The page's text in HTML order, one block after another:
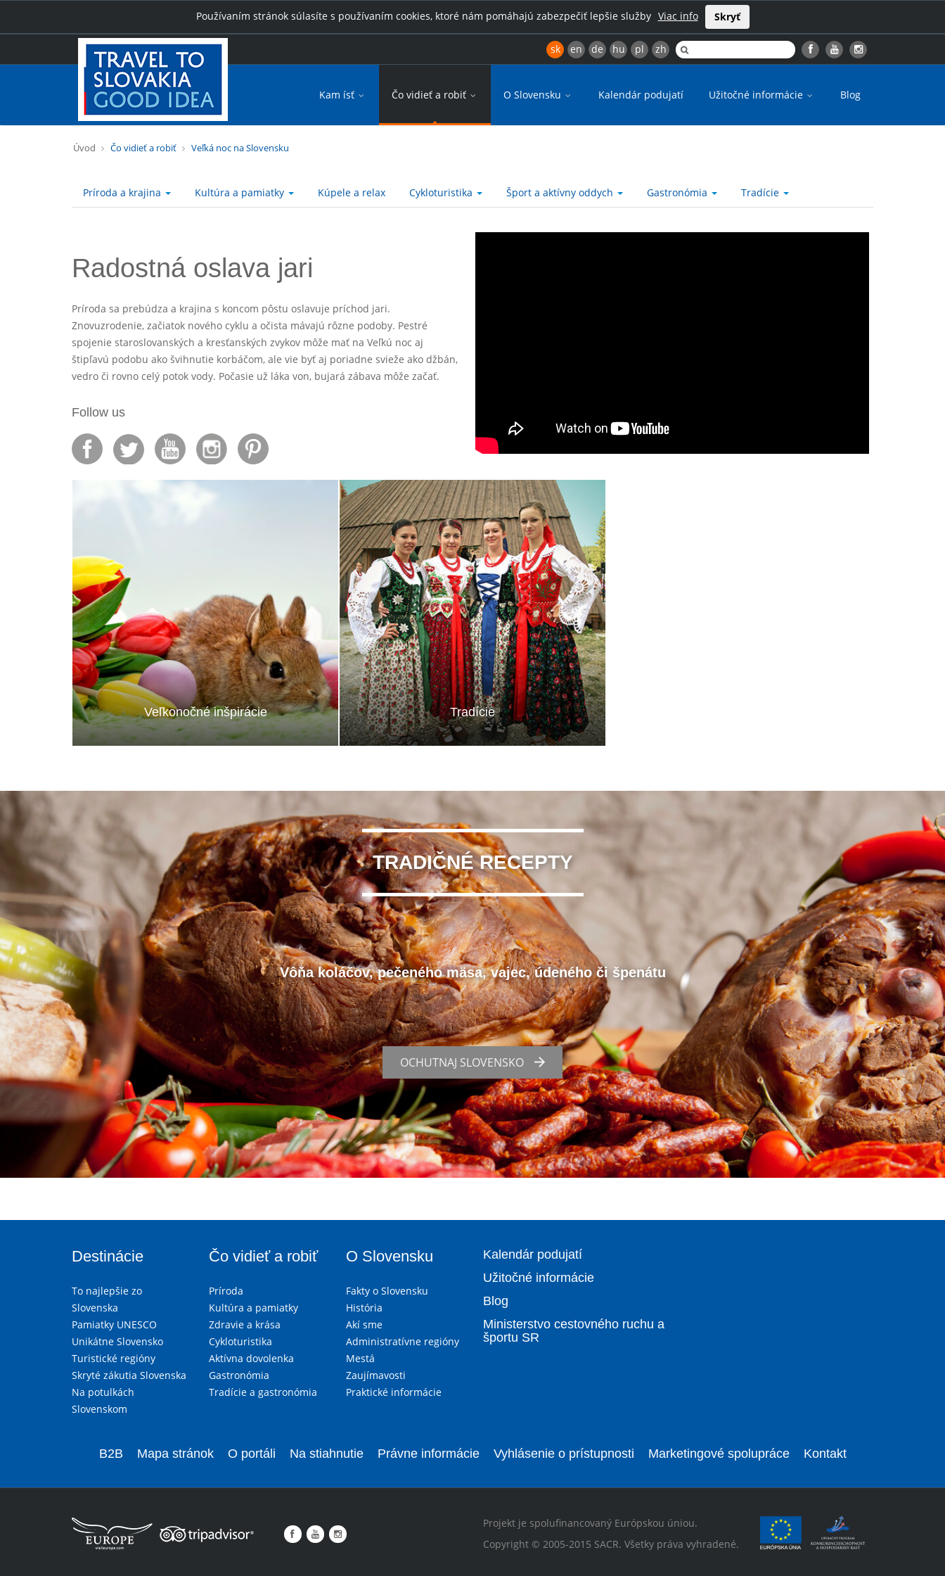
Používaním stránok súlasíte s používaním cookies, ktoré nám pomáhajú zabezpečiť lepšie služby Viac info Skryť
sk en de hu pl zh
Kam ísť Čo vidieť a robiť O Slovensku Kalendár podujatí Užitočné informácie Blog
TRADIČNÉ RECEPTY
Vôňa koláčov, pečeného mäsa, vajec, údeného či špenátu
OCHUTNAJ SLOVENSKO
Úvod Čo vidieť a robiť Veľká noc na Slovensku
Príroda a krajina Kultúra a pamiatky Kúpele a relax Cykloturistika Šport a aktívny oddych Gastronómia Tradície
Radostná oslava jari
Príroda sa prebúdza a krajina s koncom pôstu oslavuje príchod jari.
Znovuzrodenie, začiatok nového cyklu a očista mávajú rôzne podoby. Pestré
spojenie staroslovanských a kresťanských zvykov môže mať na Veľkú noc aj
štipľavú podobu ako švihnutie korbáčom, ale vie byť aj poriadne svieže ako džbán,
vedro či rovno celý potok vody. Počasie už láka von, bujará zábava môže začať.
Follow us
Veľkonočné inšpirácie Tradície
Destinácie
To najlepšie zo
Slovenska
Pamiatky UNESCO
Unikátne Slovensko
Turistické regióny
Skryté zákutia Slovenska
Na potulkách
Slovenskom
Čo vidieť a robiť
Príroda
Kultúra a pamiatky
Zdravie a krása
Cykloturistika
Aktívna dovolenka
Gastronómia
Tradície a gastronómia
O Slovensku
Fakty o Slovensku
História
Akí sme
Administratívne regióny
Mestá
Zaujímavosti
Praktické informácie
Kalendár podujatí
Užitočné informácie
Blog
Ministerstvo cestovného ruchu a
športu SR
B2B Mapa stránok O portáli Na stiahnutie Právne informácie Vyhlásenie o prístupnosti Marketingové spolupráce Kontakt
Projekt je spolufinancovaný Európskou úniou.
Copyright © 2005-2015 SACR. Všetky práva vyhradené.